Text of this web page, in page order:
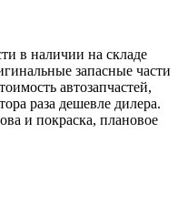
в наличии на складе
запасные части
автозапчастей,
раза дешевле дилера.
и покраска, плановое